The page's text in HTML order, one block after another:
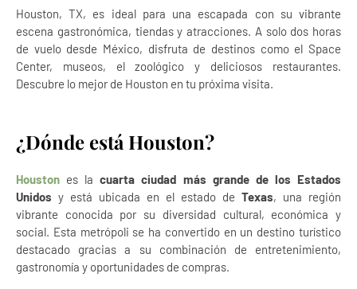
Houston, TX, es ideal para una escapada con su vibrante
escena gastronómica, tiendas y atracciones. A solo dos horas
de vuelo desde México, disfruta de destinos como el Space
Center, museos, el zoológico y deliciosos restaurantes.
Descubre lo mejor de Houston en tu próxima visita.
¿Dónde está Houston?
Houston es lacuarta ciudad más grande de los Estados
Unidos y está ubicada en el estado de Texas, una región
vibrante conocida por su diversidad cultural, económica y
social. Esta metrópoli se ha convertido en un destino turístico
destacado gracias a su combinación de entretenimiento,
gastronomía y oportunidades de compras.